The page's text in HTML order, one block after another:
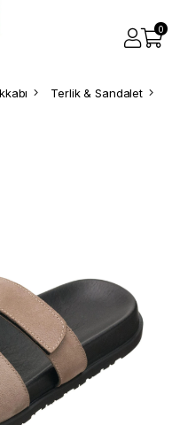
0
Terlik & Sandalet